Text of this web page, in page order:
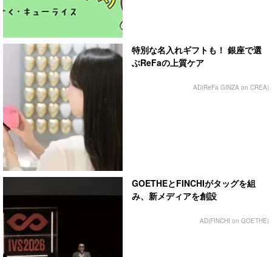
特別な名入れギフトも！ 銀座で選
ぶReFaの上質ケア
AD(ReFa GINZA on CREA)
GOETHEとFINCHIがタッグを組
み、新メディアを創設
AD(FINCHI on GOETHE)